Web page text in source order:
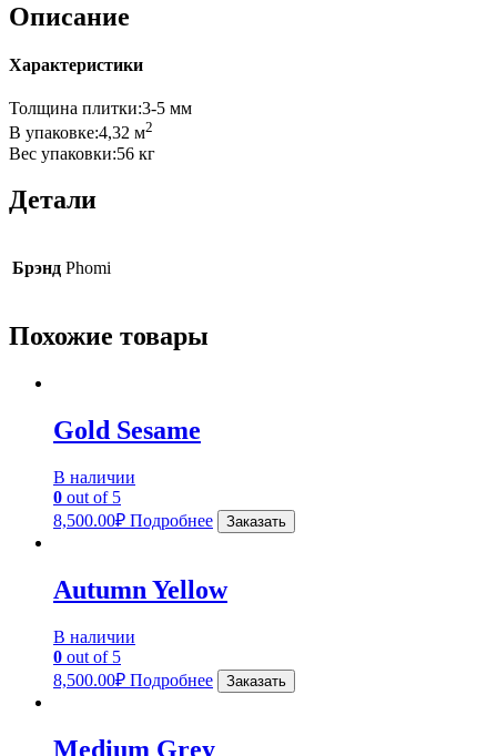
Описание
Характеристики
Толщина плитки:3-5 мм
В упаковке:4,32 м2
Вес упаковки:56 кг
Детали
Брэнд Phomi
Похожие товары
Gold Sesame
В наличии
0 out of 5
8,500.00₽ Подробнее Заказать
Autumn Yellow
В наличии
0 out of 5
8,500.00₽ Подробнее Заказать
Medium Grey